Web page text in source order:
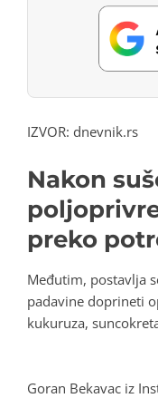
IZVOR: dnevnik.rs
Nakon
preko
Međutim, postavlja
padavine doprineti
kukuruza,
Goran Bekavac iz